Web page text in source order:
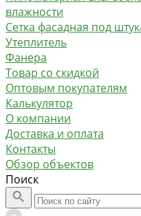
влажности
Сетка фасадная под
Утеплитель
Фанера
Товар со скидкой
Оптовым покупателям
Калькулятор
О компании
Доставка и оплата
Контакты
Обзор объектов
Поиск